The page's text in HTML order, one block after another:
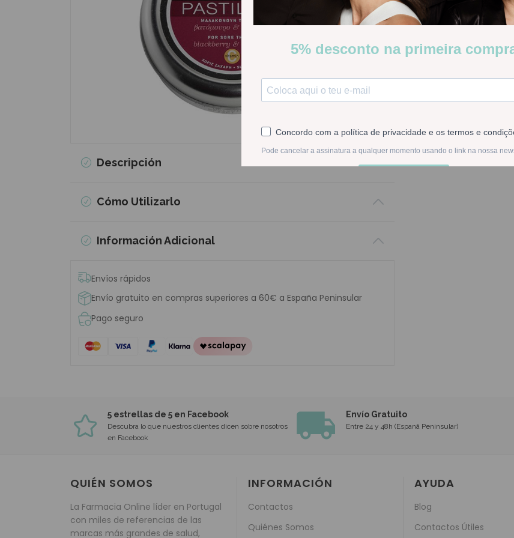
Descripción
Cómo Utilizarlo
Información Adicional
Envíos rápidos
Envío gratuito en compras superiores a 60€ a España Peninsular
Pago seguro
Stock: Disponible
- 1 +
En la compra
5 estrellas de 5 en Facebook
Descubra lo que nuestros clientes dicen sobre nosotros
en Facebook
Envío Gratuito
Entre 24 y 48h (Espanã Peninsular)
QUIÉN SOMOS
La Farmacia Online líder en Portugal
con miles de referencias de las
marcas más grandes de salud,
INFORMACIÓN
Contactos
Quiénes Somos
AYUDA
Blog
Contactos Útiles